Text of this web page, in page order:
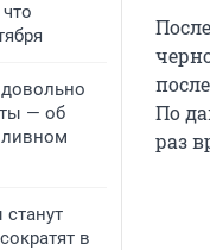
довольно
— об
в
По
раз